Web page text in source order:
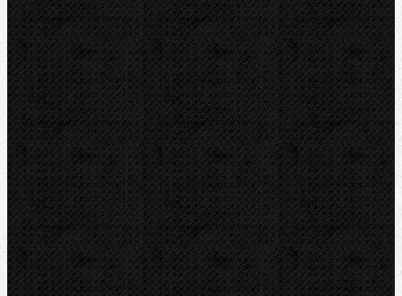
Na elektrotvarovky
Na tupo
Extrudéry
Orbitální škrabky
Příslušenství
Nůžky
Řezáky a kolečka